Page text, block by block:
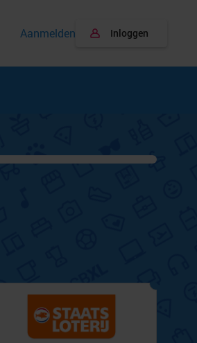
Aanmelden Inloggen